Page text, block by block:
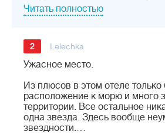
Читать полностью
2 Lelechka
Ужасное место.
Из плюсов в этом отеле только
расположение к морю и много
территории. Все остальное
одна звезда. Здесь вообще
звездности.…